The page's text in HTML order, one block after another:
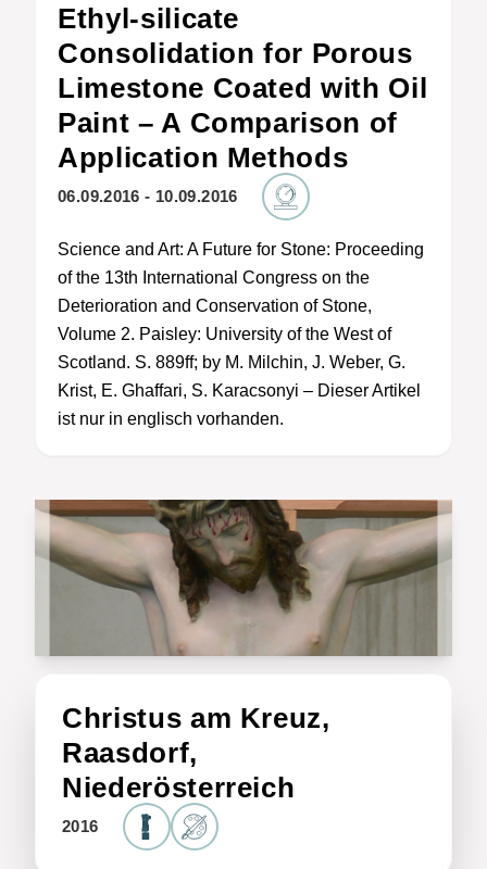
Ethyl-silicate
Consolidation for Porous
Limestone Coated with Oil
Paint – A Comparison of
Application Methods
06.09.2016 - 10.09.2016
Science and Art: A Future for Stone: Proceeding
of the 13th International Congress on the
Deterioration and Conservation of Stone,
Volume 2. Paisley: University of the West of
Scotland. S. 889ff; by M. Milchin, J. Weber, G.
Krist, E. Ghaffari, S. Karacsonyi – Dieser Artikel
ist nur in englisch vorhanden.
Christus am Kreuz,
Raasdorf,
Niederösterreich
2016